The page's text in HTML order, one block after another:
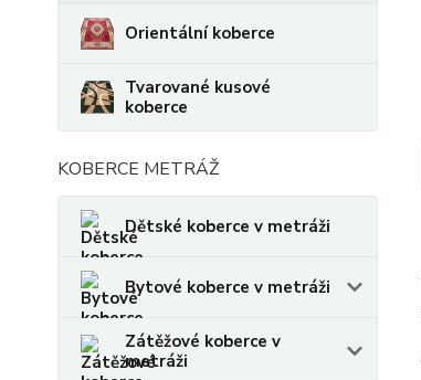
Orientální koberce
Tvarované kusové
koberce
KOBERCE METRÁŽ
Dětské koberce v metráži
Bytové koberce v metráži
Zátěžové koberce v
metráži